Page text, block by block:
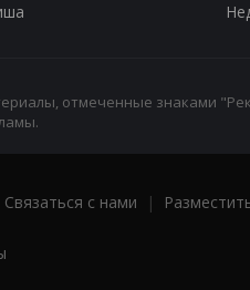
отмеченные знаками
Связаться с нами |